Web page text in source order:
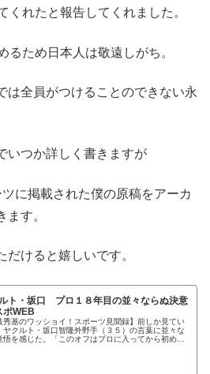
くれたと報告してくれました。
るため日本人は敬遠しがち。
は全員がつけることのできない永
いつか詳しく書きますが
に掲載された僕の原稿をアーカ
す。
だけると嬉しいです。
ト・坂口 プロ１８年目の並々ならぬ決意
ポWEB
秀基のワッショイ！スポーツ見聞録】前しか見てい
ヤクルト・坂口智隆外野手（３５）の言葉に並々な
悟を感じた。「このオフはプロに入ってから初め